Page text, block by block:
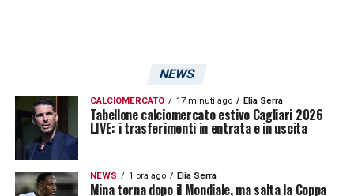
NEWS
CALCIOMERCATO 17 minuti ago Elia Serra
Tabellone calciomercato estivo Cagliari 2026
LIVE: i trasferimenti in entrata e in uscita
NEWS 1 ora ago Elia Serra
Mina torna dopo il Mondiale, ma salta la Coppa